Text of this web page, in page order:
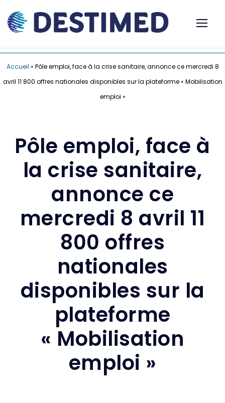
Accueil » Pôle emploi, face à la crise sanitaire, annonce ce mercredi 8
avril 11 800 offres nationales disponibles sur la plateforme « Mobilisation
emploi »
Pôle emploi, face à
la crise sanitaire,
annonce ce
mercredi 8 avril 11
800 offres
nationales
disponibles sur la
plateforme
« Mobilisation
emploi »